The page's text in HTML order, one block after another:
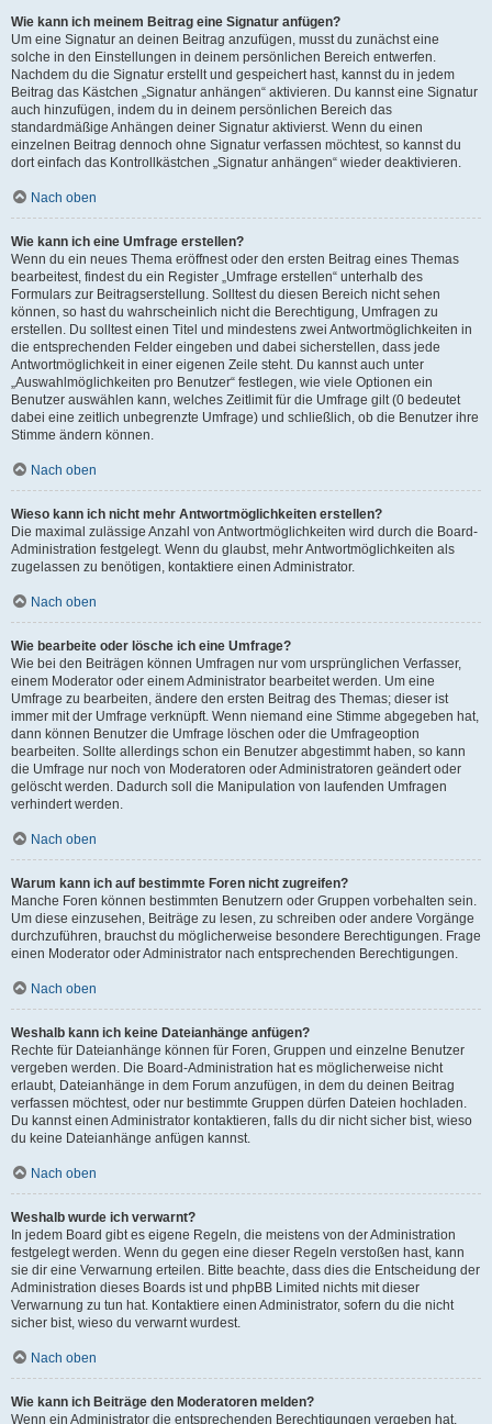
Wie kann ich meinem Beitrag eine Signatur anfügen?
Um eine Signatur an deinen Beitrag anzufügen, musst du zunächst eine
solche in den Einstellungen in deinem persönlichen Bereich entwerfen.
Nachdem du die Signatur erstellt und gespeichert hast, kannst du in jedem
Beitrag das Kästchen „Signatur anhängen“ aktivieren. Du kannst eine Signatur
auch hinzufügen, indem du in deinem persönlichen Bereich das
standardmäßige Anhängen deiner Signatur aktivierst. Wenn du einen
einzelnen Beitrag dennoch ohne Signatur verfassen möchtest, so kannst du
dort einfach das Kontrollkästchen „Signatur anhängen“ wieder deaktivieren.
Nach oben
Wie kann ich eine Umfrage erstellen?
Wenn du ein neues Thema eröffnest oder den ersten Beitrag eines Themas
bearbeitest, findest du ein Register „Umfrage erstellen“ unterhalb des
Formulars zur Beitragserstellung. Solltest du diesen Bereich nicht sehen
können, so hast du wahrscheinlich nicht die Berechtigung, Umfragen zu
erstellen. Du solltest einen Titel und mindestens zwei Antwortmöglichkeiten in
die entsprechenden Felder eingeben und dabei sicherstellen, dass jede
Antwortmöglichkeit in einer eigenen Zeile steht. Du kannst auch unter
„Auswahlmöglichkeiten pro Benutzer“ festlegen, wie viele Optionen ein
Benutzer auswählen kann, welches Zeitlimit für die Umfrage gilt (0 bedeutet
dabei eine zeitlich unbegrenzte Umfrage) und schließlich, ob die Benutzer ihre
Stimme ändern können.
Nach oben
Wieso kann ich nicht mehr Antwortmöglichkeiten erstellen?
Die maximal zulässige Anzahl von Antwortmöglichkeiten wird durch die Board-
Administration festgelegt. Wenn du glaubst, mehr Antwortmöglichkeiten als
zugelassen zu benötigen, kontaktiere einen Administrator.
Nach oben
Wie bearbeite oder lösche ich eine Umfrage?
Wie bei den Beiträgen können Umfragen nur vom ursprünglichen Verfasser,
einem Moderator oder einem Administrator bearbeitet werden. Um eine
Umfrage zu bearbeiten, ändere den ersten Beitrag des Themas; dieser ist
immer mit der Umfrage verknüpft. Wenn niemand eine Stimme abgegeben hat,
dann können Benutzer die Umfrage löschen oder die Umfrageoption
bearbeiten. Sollte allerdings schon ein Benutzer abgestimmt haben, so kann
die Umfrage nur noch von Moderatoren oder Administratoren geändert oder
gelöscht werden. Dadurch soll die Manipulation von laufenden Umfragen
verhindert werden.
Nach oben
Warum kann ich auf bestimmte Foren nicht zugreifen?
Manche Foren können bestimmten Benutzern oder Gruppen vorbehalten sein.
Um diese einzusehen, Beiträge zu lesen, zu schreiben oder andere Vorgänge
durchzuführen, brauchst du möglicherweise besondere Berechtigungen. Frage
einen Moderator oder Administrator nach entsprechenden Berechtigungen.
Nach oben
Weshalb kann ich keine Dateianhänge anfügen?
Rechte für Dateianhänge können für Foren, Gruppen und einzelne Benutzer
vergeben werden. Die Board-Administration hat es möglicherweise nicht
erlaubt, Dateianhänge in dem Forum anzufügen, in dem du deinen Beitrag
verfassen möchtest, oder nur bestimmte Gruppen dürfen Dateien hochladen.
Du kannst einen Administrator kontaktieren, falls du dir nicht sicher bist, wieso
du keine Dateianhänge anfügen kannst.
Nach oben
Weshalb wurde ich verwarnt?
In jedem Board gibt es eigene Regeln, die meistens von der Administration
festgelegt werden. Wenn du gegen eine dieser Regeln verstoßen hast, kann
sie dir eine Verwarnung erteilen. Bitte beachte, dass dies die Entscheidung der
Administration dieses Boards ist und phpBB Limited nichts mit dieser
Verwarnung zu tun hat. Kontaktiere einen Administrator, sofern du die nicht
sicher bist, wieso du verwarnt wurdest.
Nach oben
Wie kann ich Beiträge den Moderatoren melden?
Wenn ein Administrator die entsprechenden Berechtigungen vergeben hat,